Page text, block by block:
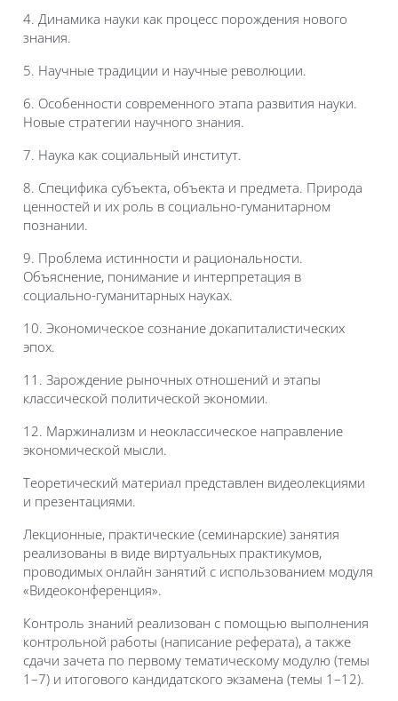
4. Динамика науки как процесс порождения нового
знания.
5. Научные традиции и научные революции.
6. Особенности современного этапа развития науки.
Новые стратегии научного знания.
7. Наука как социальный институт.
8. Специфика субъекта, объекта и предмета. Природа
ценностей и их роль в социально-гуманитарном
познании.
9. Проблема истинности и рациональности.
Объяснение, понимание и интерпретация в
социально-гуманитарных науках.
10. Экономическое сознание докапиталистических
эпох.
11. Зарождение рыночных отношений и этапы
классической политической экономии.
12. Маржинализм и неоклассическое направление
экономической мысли.
Теоретический материал представлен видеолекциями
и презентациями.
Лекционные, практические (семинарские) занятия
реализованы в виде виртуальных практикумов,
проводимых онлайн занятий с использованием модуля
«Видеоконференция».
Контроль знаний реализован с помощью выполнения
контрольной работы (написание реферата), а также
сдачи зачета по первому тематическому модулю (темы
1–7) и итогового кандидатского экзамена (темы 1–12).